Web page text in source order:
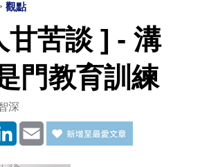
觀點
甘苦談 ] - 溝
門教育訓練
深
LinkedIn
Email